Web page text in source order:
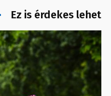
Ez is érdekes lehet